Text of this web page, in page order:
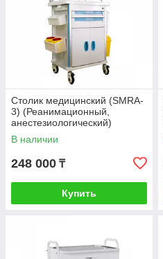
Столик медицинский (SMRA-
3) (Реанимационный,
анестезиологический)
Стандарт
В наличии
248 000 ₸
Купить